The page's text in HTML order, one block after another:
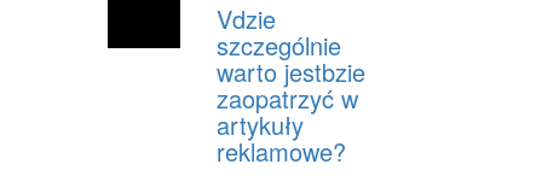
Vdzie
szczególnie
warto jestbzie
zaopatrzyć w
artykuły
reklamowe?